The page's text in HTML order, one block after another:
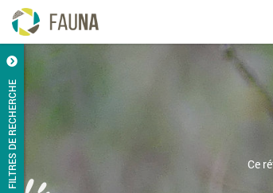
FILTRES DE RECHERCHE
Ce